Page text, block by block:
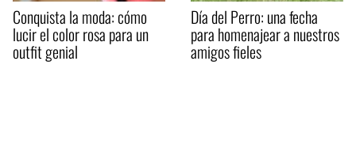
Conquista la moda: cómo
lucir el color rosa para un
outfit genial
Día del Perro: una fecha
para homenajear a nuestros
amigos fieles